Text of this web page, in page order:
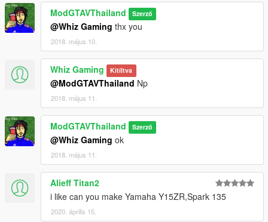
ModGTAVThailand Szerző
@Whiz Gaming thx you
2018. május 10.
Whiz Gaming Kitíltva
@ModGTAVThailand Np
2018. május 11.
ModGTAVThailand Szerző
@Whiz Gaming ok
2018. május 11.
Alieff Titan2
i like can you make Yamaha Y15ZR,Spark 135
2020. április 15.